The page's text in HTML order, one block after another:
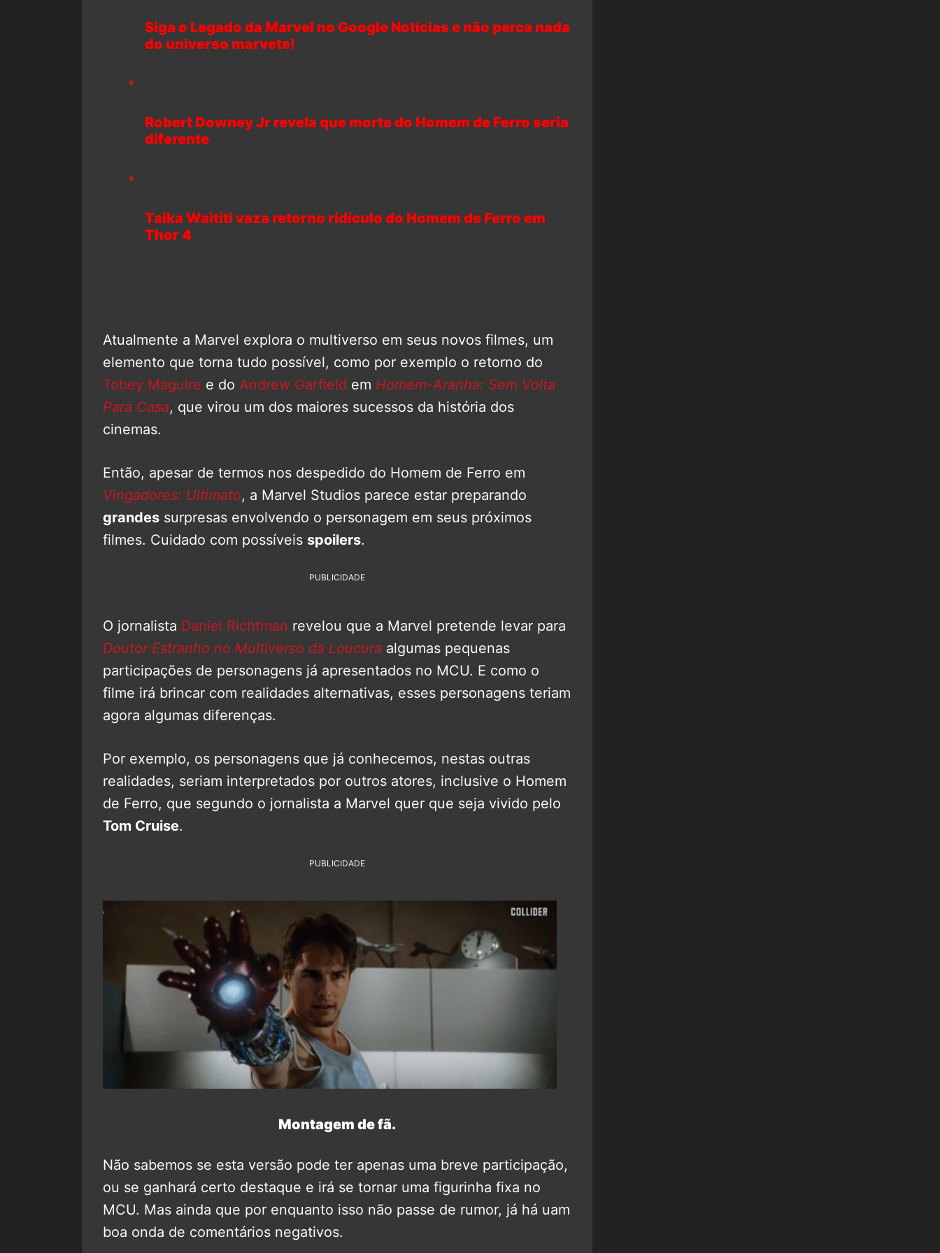
Siga o Legado da Marvel no Google Notícias e não perca nada
do universo marvete!
Robert Downey Jr revela que morte do Homem de Ferro seria
diferente
Taika Waititi vaza retorno ridículo do Homem de Ferro em
Thor 4
Atualmente a Marvel explora o multiverso em seus novos filmes, um
elemento que torna tudo possível, como por exemplo o retorno do
Tobey Maguire e do Andrew Garfield em Homem-Aranha: Sem Volta
Para Casa, que virou um dos maiores sucessos da história dos
cinemas.
Então, apesar de termos nos despedido do Homem de Ferro em
Vingadores: Ultimato, a Marvel Studios parece estar preparando
grandes surpresas envolvendo o personagem em seus próximos
filmes. Cuidado com possíveis spoilers.
PUBLICIDADE
O jornalista Daniel Richtman revelou que a Marvel pretende levar para
Doutor Estranho no Multiverso da Loucura algumas pequenas
participações de personagens já apresentados no MCU. E como o
filme irá brincar com realidades alternativas, esses personagens teriam
agora algumas diferenças.
Por exemplo, os personagens que já conhecemos, nestas outras
realidades, seriam interpretados por outros atores, inclusive o Homem
de Ferro, que segundo o jornalista a Marvel quer que seja vivido pelo
Tom Cruise.
PUBLICIDADE
Montagem de fã.
Não sabemos se esta versão pode ter apenas uma breve participação,
ou se ganhará certo destaque e irá se tornar uma figurinha fixa no
MCU. Mas ainda que por enquanto isso não passe de rumor, já há uam
boa onda de comentários negativos.